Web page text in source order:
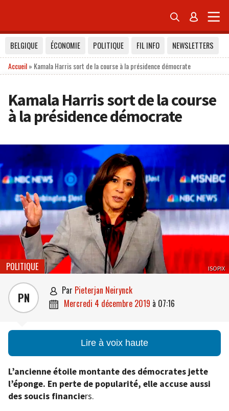
 
BELGIQUE ÉCONOMIE POLITIQUE FIL INFO
NEWSLETTERS
Accueil» Kamala Harris sort de la course à la présidence démocrate
Kamala Harris sort de la course
à la présidence démocrate
ISOPIX
POLITIQUE
PN  par Pieterjan Neirynck
 mercredi 4 décembre 2019 à 07:16
Lire à voix haute
L’ancienne étoile montante des démocrates jette
l’éponge. En perte de popularité, elle accuse aussi
des soucis financiers.